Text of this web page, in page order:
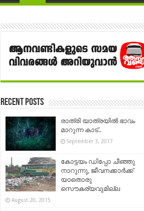
Recent Posts
രാത്രി യാത്രയില്‍ ഭാവം
മാറുന്ന കാട്..
September 3, 2017
കോട്ടയം ഡിപ്പോ ചീഞ്ഞു
നാറുന്നു, ജീവനക്കാര്‍ക്ക്
യാതൊരു
സൌകര്യവുമില്ല
August 20, 2015